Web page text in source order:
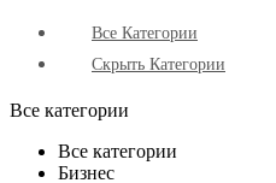
Все Категории
Скрыть Категории
Все категории
Все категории
Бизнес